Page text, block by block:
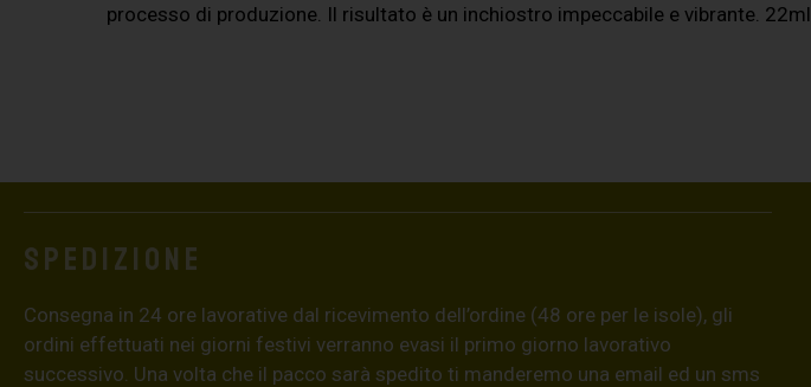
processo di produzione. Il risultato è un inchiostro impeccabile e vibrante. 22ml
Spedizione
Consegna in 24 ore lavorative dal ricevimento dell’ordine (48 ore per le isole), gli
ordini effettuati nei giorni festivi verranno evasi il primo giorno lavorativo
successivo. Una volta che il pacco sarà spedito ti manderemo una email ed un sms